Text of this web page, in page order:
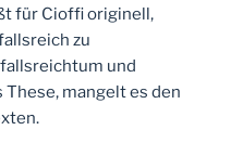
für Cioffi originell,
zu
und
mangelt es den